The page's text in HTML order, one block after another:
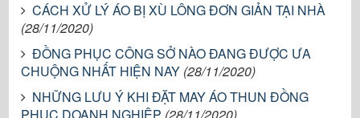
CÁCH XỬ LÝ ÁO BỊ XÙ LÔNG ĐƠN GIẢN TẠI NHÀ
(28/11/2020)
ĐỒNG PHỤC CÔNG SỞ NÀO ĐANG ĐƯỢC ƯA
CHUỘNG NHẤT HIỆN NAY (28/11/2020)
NHỮNG LƯU Ý KHI ĐẶT MAY ÁO THUN ĐỒNG